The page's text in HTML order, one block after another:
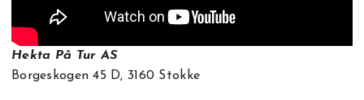
Hekta På Tur AS
Borgeskogen 45 D, 3160 Stokke